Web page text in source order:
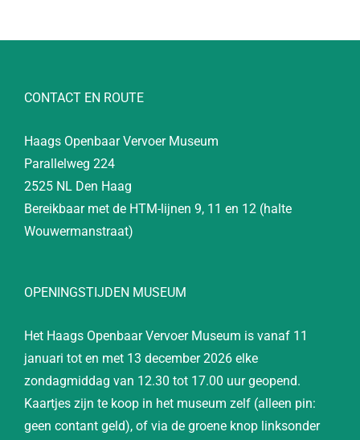
CONTACT EN ROUTE
Haags Openbaar Vervoer Museum
Parallelweg 224
2525 NL Den Haag
Bereikbaar met de HTM-lijnen 9, 11 en 12 (halte
Wouwermanstraat)
OPENINGSTIJDEN MUSEUM
Het Haags Openbaar Vervoer Museum is vanaf 11
januari tot en met 13 december 2026 elke
zondagmiddag van 12.30 tot 17.00 uur geopend.
Kaartjes zijn te koop in het museum zelf (alleen pin:
geen contant geld), of via de groene knop linksonder